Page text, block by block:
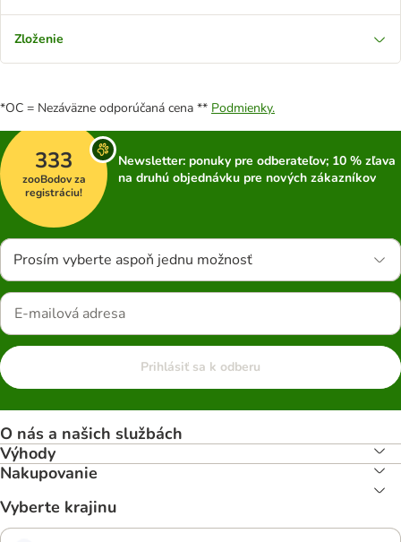
Zloženie
*OC = Nezáväzne odporúčaná cena ** Podmienky.
333
zooBodov za
registráciu!
Newsletter: ponuky pre odberateľov; 10 % zľava
na druhú objednávku pre nových zákazníkov
Prosím vyberte aspoň jednu možnosť
Prihlásiť sa k odberu
O nás a našich službách
Výhody
Nakupovanie
Vyberte krajinu